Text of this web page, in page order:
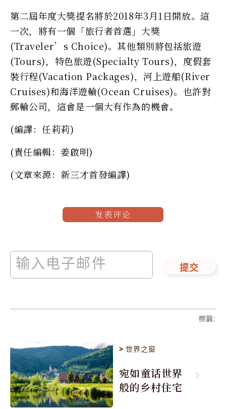
第二屆年度大獎提名將於2018年3月1日開放。這
一次，將有一個「旅行者首選」大獎
(Traveler’s Choice)。其他類別將包括旅遊
(Tours)，特色旅遊(Specialty Tours)，度假套
裝行程(Vacation Packages)，河上遊船(River
Cruises)和海洋遊輪(Ocean Cruises)。也許對
郵輪公司，這會是一個大有作為的機會。
(編譯：任莉莉)
(責任編輯：姜啟明)
(文章來源：新三才首發編譯)
发表评论
提交
標籤:
>世界之窗
宛如童话世界
般的乡村住宅